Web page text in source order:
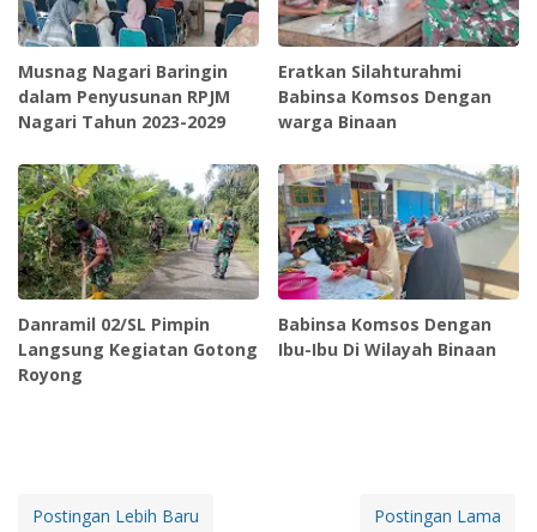
Musnag Nagari Baringin
dalam Penyusunan RPJM
Nagari Tahun 2023-2029
Eratkan Silahturahmi
Babinsa Komsos Dengan
warga Binaan
Danramil 02/SL Pimpin
Langsung Kegiatan Gotong
Royong
Babinsa Komsos Dengan
Ibu-Ibu Di Wilayah Binaan
Postingan Lebih Baru Postingan Lama